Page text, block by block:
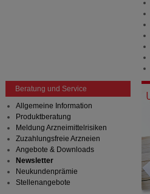
Bitte beachten Sie, dass
Dritte wie z.B. Google oder
Beratung und Service
Allgemeine Information
Produktberatung
Meldung Arzneimittelrisiken
Zuzahlungsfreie Arzneien
Angebote & Downloads
Newsletter
Neukundenprämie
Stellenangebote